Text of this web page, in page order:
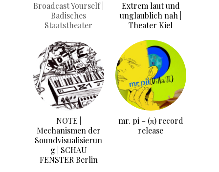
Broadcast Yourself |
Badisches
Staatstheater
Extrem laut und
unglaublich nah |
Theater Kiel
NOTE |
Mechanismen der
Soundvisualisierun
g | SCHAU
FENSTER Berlin
mr. pi – (π) record
release